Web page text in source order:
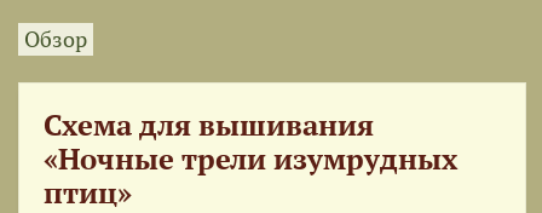
Обзор
Схема для вышивания
«Ночные трели изумрудных
птиц»